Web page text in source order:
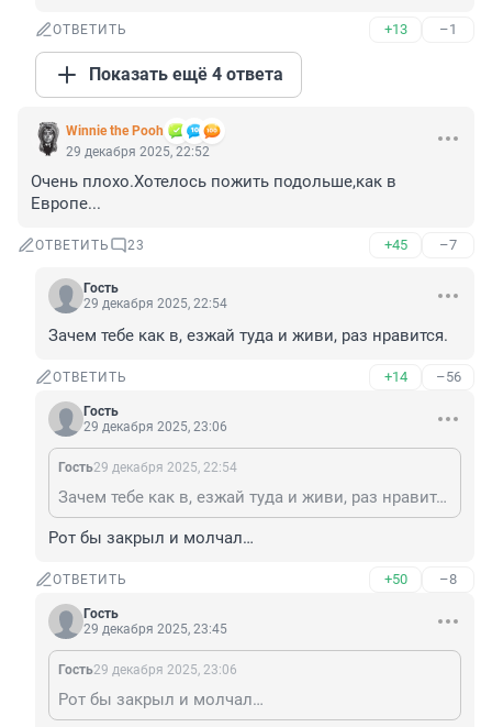
ОТВЕТИТЬ +13 –1
Показать ещё 4 ответа
Winnie the Pooh
29 декабря 2025, 22:52
Очень плохо.Хотелось пожить подольше,как в
Европе...
ОТВЕТИТЬ 23 +45 –7
Гость
29 декабря 2025, 22:54
Зачем тебе как в, езжай туда и живи, раз нравится.
ОТВЕТИТЬ +14 –56
Гость
29 декабря 2025, 23:06
Гость29 декабря 2025, 22:54
Зачем тебе как в, езжай туда и живи, раз нравится.
Рот бы закрыл и молчал…
ОТВЕТИТЬ +50 –8
Гость
29 декабря 2025, 23:45
Гость29 декабря 2025, 23:06
Рот бы закрыл и молчал…